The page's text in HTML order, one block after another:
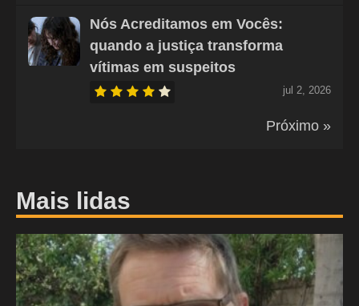
Nós Acreditamos em Vocês:
quando a justiça transforma
vítimas em suspeitos
jul 2, 2026
Próximo »
Mais lidas